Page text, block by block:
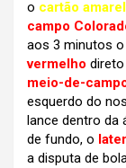
o cartão
campo
aos 3 minutos o
vermelho
meio-de-
esquerdo do
lance dentro da
de fundo, o
a disputa de